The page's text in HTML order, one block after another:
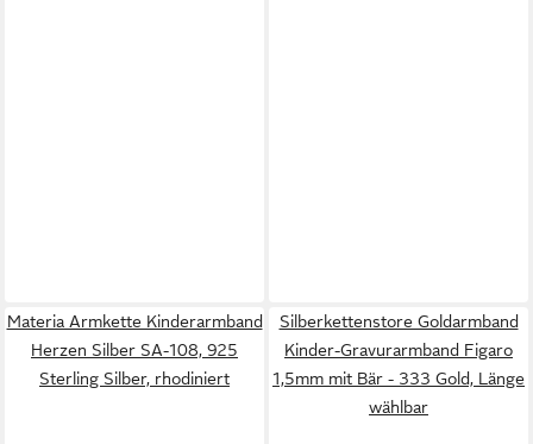
Materia Armkette Kinderarmband
Herzen Silber SA-108, 925
Sterling Silber, rhodiniert
Silberkettenstore Goldarmband
Kinder-Gravurarmband Figaro
1,5mm mit Bär - 333 Gold, Länge
wählbar